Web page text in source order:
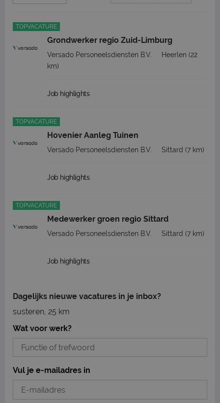
TOPVACATURE
Grondwerker regio Zuid-Limburg
Versado Personeelsdiensten B.V. Heerlen (22
km)
Job highlights
TOPVACATURE
Hovenier Aanleg Tuinen
Versado Personeelsdiensten B.V. Sittard (7 km)
Job highlights
TOPVACATURE
Medewerker groen regio Sittard
Versado Personeelsdiensten B.V. Sittard (7 km)
Job highlights
Dagelijks nieuwe vacatures in je inbox?
susteren, 25 km
Wat voor werk?
Vul je e-mailadres in